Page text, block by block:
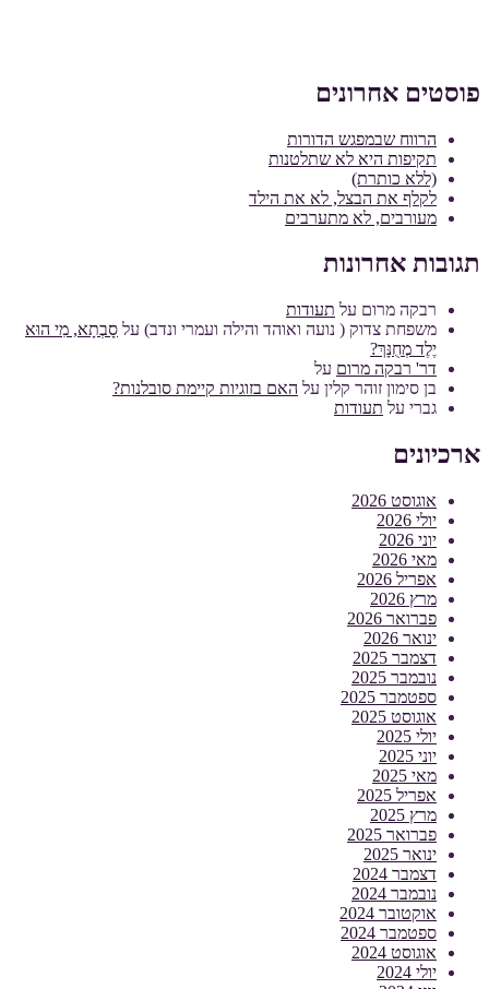
פוסטים אחרונים
הרווח שבמפגש הדורות
תקיפות היא לא שתלטנות
(ללא כותרת)
לקלף את הבצל, לא את הילד
מעורבים, לא מתערבים
תגובות אחרונות
רבקה מרום על תעודות
משפחת צדוק ( נועה ואוהד והילה ועמרי ונדב) על סָבְתָא, מִי הוּא
יֶלֶד מְחֻנָּךְ?
דר' רבקה מרום על
בן סימון זוהר קלין על האם בזוגיות קיימת סובלנות?
גברי על תעודות
ארכיונים
אוגוסט 2026
יולי 2026
יוני 2026
מאי 2026
אפריל 2026
מרץ 2026
פברואר 2026
ינואר 2026
דצמבר 2025
נובמבר 2025
ספטמבר 2025
אוגוסט 2025
יולי 2025
יוני 2025
מאי 2025
אפריל 2025
מרץ 2025
פברואר 2025
ינואר 2025
דצמבר 2024
נובמבר 2024
אוקטובר 2024
ספטמבר 2024
אוגוסט 2024
יולי 2024